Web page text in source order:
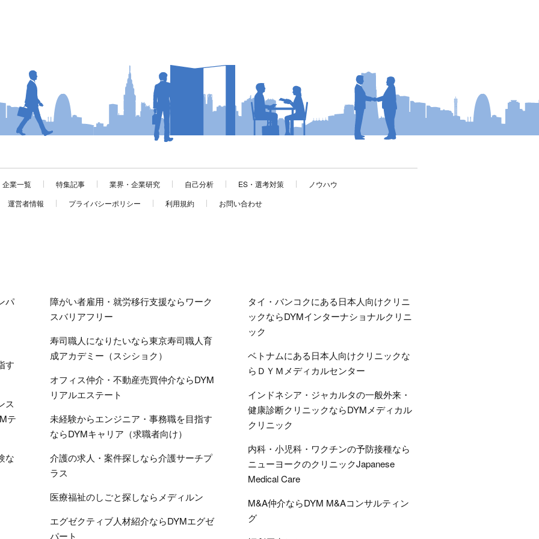
企業一覧 特集記事 業界・企業研究 自己分析 ES・選考対策
ノウハウ
運営者情報
プライバシーポリシー 利用規約 お問い合わせ
パ
す
ス
テ
な
障がい者雇用・就労移行支援ならワーク
スバリアフリー
寿司職人になりたいなら東京寿司職人育
成アカデミー（スシショク）
オフィス仲介・不動産売買仲介ならDYM
リアルエステート
未経験からエンジニア・事務職を目指す
ならDYMキャリア（求職者向け）
介護の求人・案件探しなら介護サーチプ
ラス
医療福祉のしごと探しならメディルン
エグゼクティブ人材紹介ならDYMエグゼ
パート
タイ・バンコクにある日本人向けクリニ
ックならDYMインターナショナルクリニ
ック
ベトナムにある日本人向けクリニックな
らＤＹＭメディカルセンター
インドネシア・ジャカルタの一般外来・
健康診断クリニックならDYMメディカル
クリニック
内科・小児科・ワクチンの予防接種なら
ニューヨークのクリニックJapanese
Medical Care
M&A仲介ならDYM M&Aコンサルティン
グ